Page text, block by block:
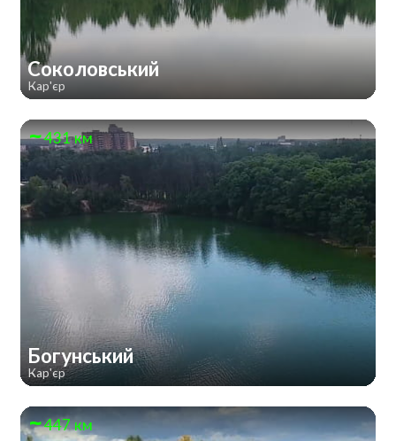
Соколовський
Кар'єр
431 км
Богунський
Кар'єр
447 км